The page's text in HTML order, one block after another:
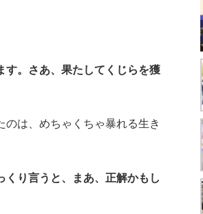
。さあ、果たしてくじらを獲
は、めちゃくちゃ暴れる生き
り言うと、まあ、正解かもし